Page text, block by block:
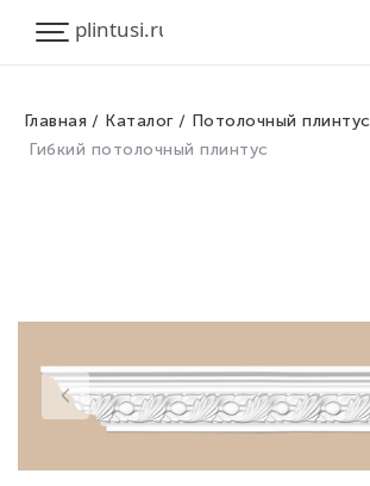
Корзина
Главная Каталог
Потолочный плинтус
Гибкий потолочный плинтус